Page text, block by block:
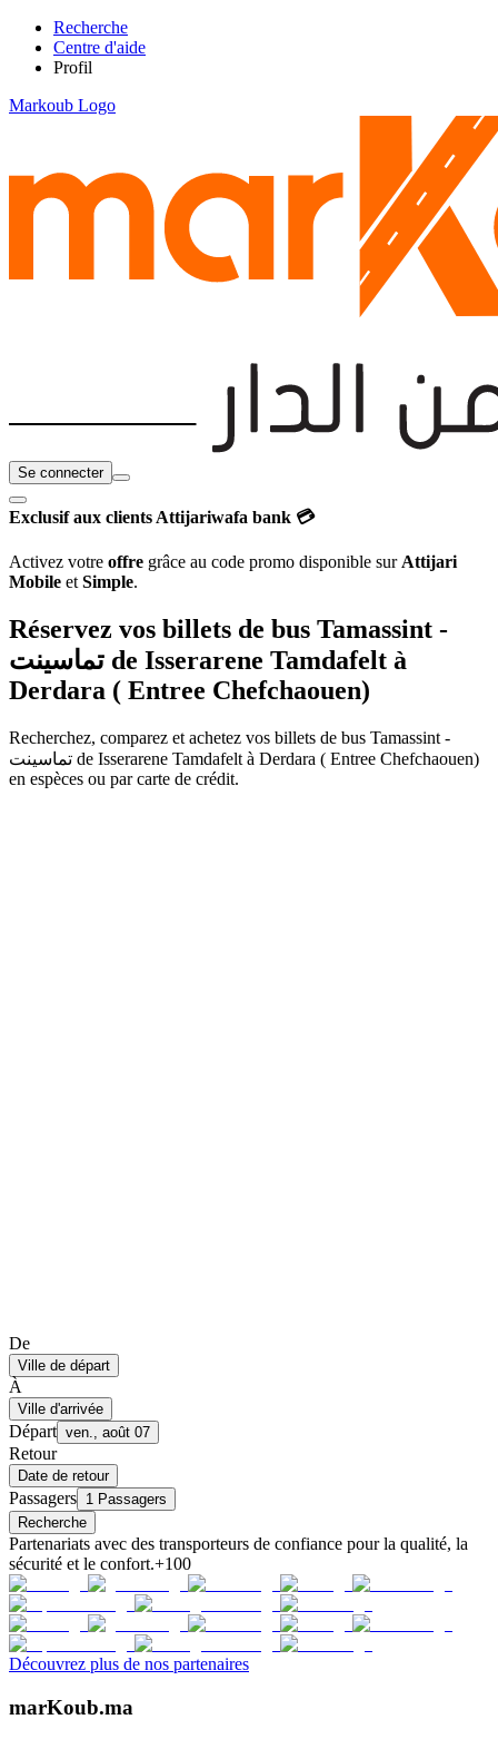
Recherche
Centre d'aide
Profil
Markoub Logo
Se connecter
Exclusif aux clients Attijariwafa bank 💳
Activez votre offre grâce au code promo disponible sur Attijari
Mobile et Simple.
Réservez vos billets de bus Tamassint -
تماسينت de Isserarene Tamdafelt à
Derdara ( Entree Chefchaouen)
Recherchez, comparez et achetez vos billets de bus Tamassint -
تماسينت de Isserarene Tamdafelt à Derdara ( Entree Chefchaouen)
en espèces ou par carte de crédit.
De
Ville de départ
À
Ville d'arrivée
Départ ven., août 07
Retour
Date de retour
Passagers 1 Passagers
Recherche
Partenariats avec des transporteurs de confiance pour la qualité, la
sécurité et le confort.+100
Découvrez plus de nos partenaires
marKoub.ma